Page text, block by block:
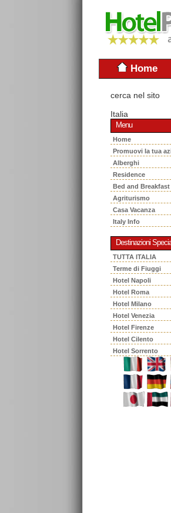
Home
cerca nel sito
Italia
Menu
Home
Promuovi la tua
Alberghi
Residence
Bed and Breakfast
Agriturismo
Casa Vacanza
Italy Info
Destinazioni
TUTTA ITALIA
Terme di Fiuggi
Hotel Napoli
Hotel Roma
Hotel Milano
Hotel Venezia
Hotel Firenze
Hotel Cilento
Hotel Sorrento